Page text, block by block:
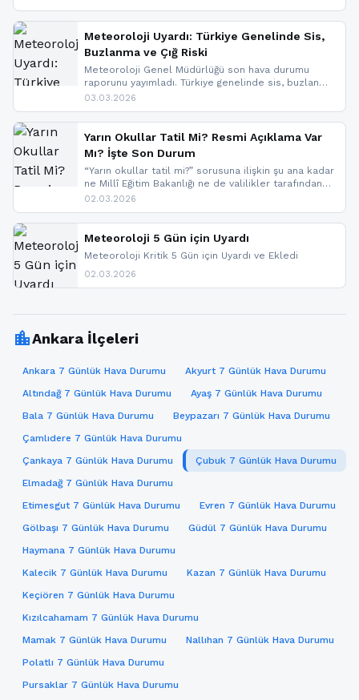
Meteoroloji Uyardı: Türkiye Genelinde Sis,
Buzlanma ve Çığ Riski
Meteoroloji Genel Müdürlüğü son hava durumu
raporunu yayımladı. Türkiye genelinde sis, buzlanma
ve don beklenirken Doğu Anadolu ve Doğu
yapıldı. İşte son dakika meteoroloji gelişmeleri.
03.03.2026
Yarın Okullar Tatil Mi? Resmi Açıklama Var
Mı? İşte Son Durum
“Yarın okullar tatil mi?” sorusuna ilişkin şu ana kadar
ne Millî Eğitim Bakanlığı ne de valilikler tarafından
yapılmış resmi bir tatil açıklaması bulunmamaktadır.
paylaşacağız. En hızlı şekilde haberdar olmak için
sitemizi takip edebilir ve bildirimleri açabilirsiniz.
02.03.2026
Meteoroloji 5 Gün için Uyardı
Meteoroloji Kritik 5 Gün için Uyardı ve Ekledi
02.03.2026
location_cityAnkara İlçeleri
Ankara 7 Günlük Hava Durumu
Akyurt 7 Günlük Hava Durumu
Altındağ 7 Günlük Hava Durumu
Ayaş 7 Günlük Hava Durumu
Bala 7 Günlük Hava Durumu
Beypazarı 7 Günlük Hava Durumu
Çamlıdere 7 Günlük Hava Durumu
Çankaya 7 Günlük Hava Durumu
Çubuk 7 Günlük Hava Durumu
Elmadağ 7 Günlük Hava Durumu
Etimesgut 7 Günlük Hava Durumu
Evren 7 Günlük Hava Durumu
Gölbaşı 7 Günlük Hava Durumu
Güdül 7 Günlük Hava Durumu
Haymana 7 Günlük Hava Durumu
Kalecik 7 Günlük Hava Durumu
Kazan 7 Günlük Hava Durumu
Keçiören 7 Günlük Hava Durumu
Kızılcahamam 7 Günlük Hava Durumu
Mamak 7 Günlük Hava Durumu
Nallıhan 7 Günlük Hava Durumu
Polatlı 7 Günlük Hava Durumu
Pursaklar 7 Günlük Hava Durumu